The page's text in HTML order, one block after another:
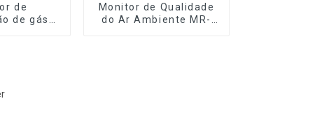
de
de gás
Monitor de Qualidade
do Ar Ambiente MR-